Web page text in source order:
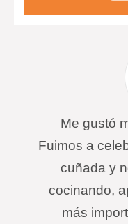
Me gustó
Fuimos a
cuñada y
cocinando,
más